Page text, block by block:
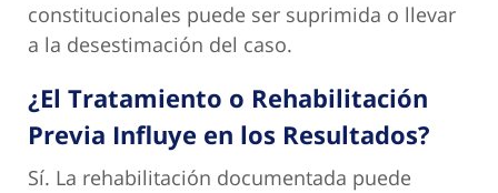
constitucionales puede ser suprimida o llevar
a la desestimación del caso.
¿El Tratamiento o Rehabilitación
Previa Influye en los Resultados?
Sí. La rehabilitación documentada puede